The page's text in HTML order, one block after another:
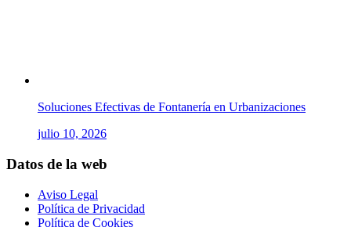
Soluciones Efectivas de Fontanería en Urbanizaciones
julio 10, 2026
Datos de la web
Aviso Legal
Política de Privacidad
Política de Cookies